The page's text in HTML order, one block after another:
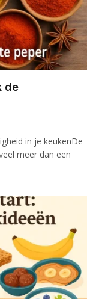
de
in je keukenDe
meer dan een